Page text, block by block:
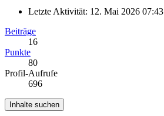
Letzte Aktivität: 12. Mai 2026 07:43
Beiträge
16
Punkte
80
Profil-Aufrufe
696
Inhalte suchen